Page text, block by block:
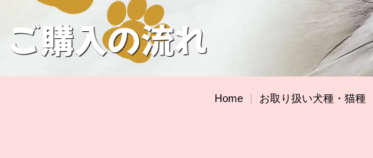
ご購入の流れ
Home お取り扱い犬種・猫種